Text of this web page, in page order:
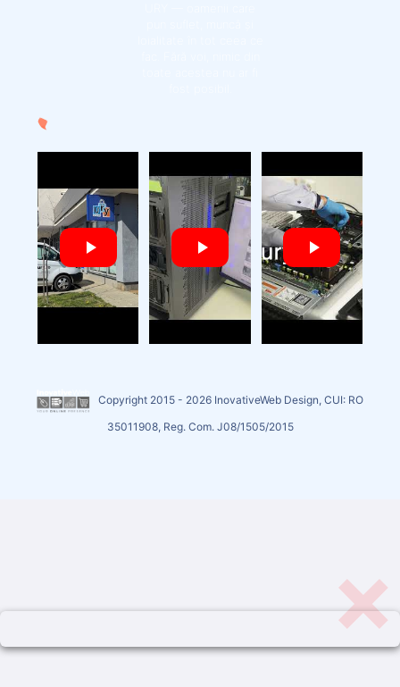
Copyright 2015 - 2026 InovativeWeb Design, CUI: RO
35011908, Reg. Com. J08/1505/2015
×